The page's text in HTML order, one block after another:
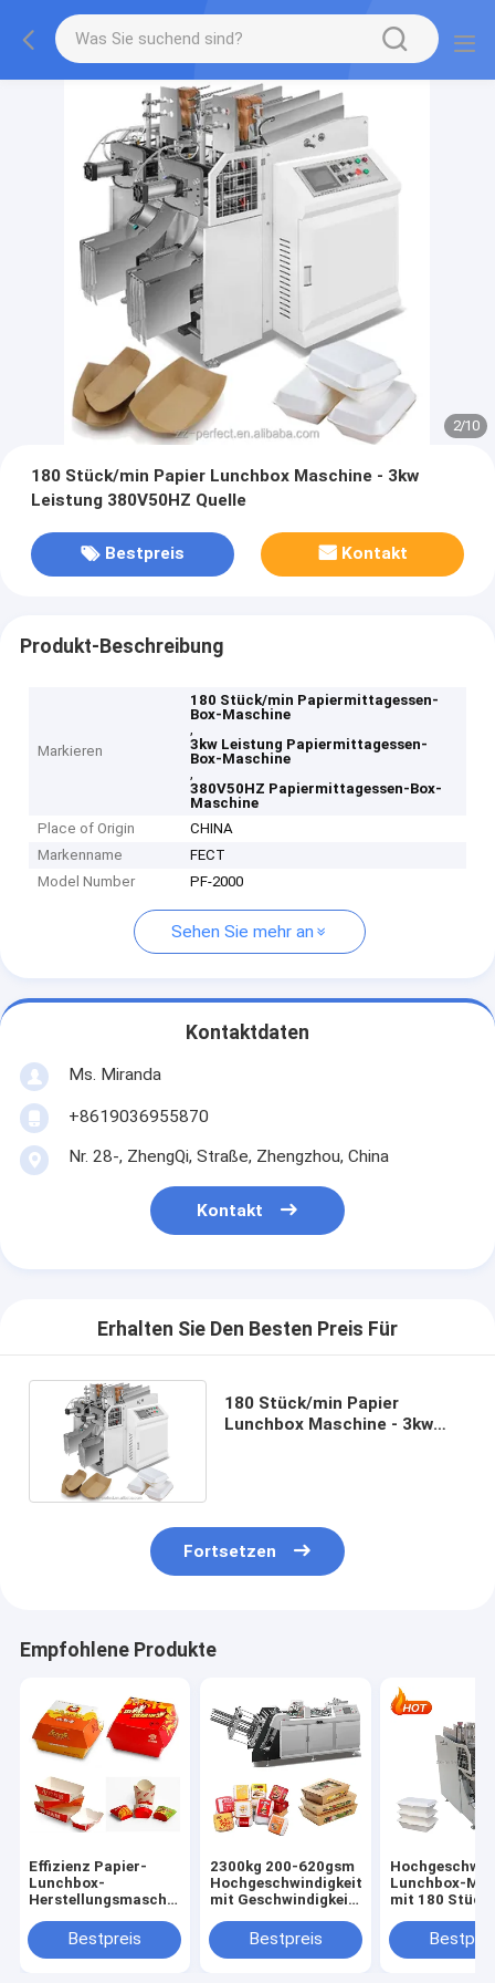
2/10
180 Stück/min Papier Lunchbox Maschine - 3kw
Leistung 380V50HZ Quelle
Bestpreis Kontakt
Produkt-Beschreibung
Markieren
180 Stück/min Papiermittagessen-
Box-Maschine
,
3kw Leistung Papiermittagessen-
Box-Maschine
,
380V50HZ Papiermittagessen-Box-
Maschine
Place of Origin
CHINA
Markenname
FECT
Model Number
PF-2000
Sehen Sie mehr an
Kontaktdaten
Ms. Miranda
+8619036955870
Nr. 28-, ZhengQi, Straße, Zhengzhou, China
Kontakt
Erhalten Sie Den Besten Preis Für
180 Stück/min Papier
Lunchbox Maschine - 3kw
Fortsetzen
Empfohlene Produkte
Effizienz Papier-
Lunchbox-
Herstellungsmaschine
Geschwindigkeit und
3KW Stromquelle
Bestpreis
2300kg 200-620gsm
Hochgeschwindigkeit
mit Geschwindigkeit
Luftbedarf 0,5Mpa
Bestpreis
Lunchbox-
mit 180
schnelle